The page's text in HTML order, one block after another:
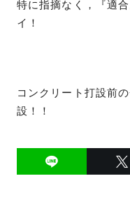
特に指摘なく，『適
イ！
コンクリート打設前
設！！